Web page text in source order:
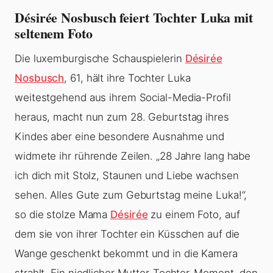
Désirée Nosbusch feiert Tochter Luka mit
seltenem Foto
Die luxemburgische Schauspielerin Désirée
Nosbusch, 61, hält ihre Tochter Luka
weitestgehend aus ihrem Social-Media-Profil
heraus, macht nun zum 28. Geburtstag ihres
Kindes aber eine besondere Ausnahme und
widmete ihr rührende Zeilen. „28 Jahre lang habe
ich dich mit Stolz, Staunen und Liebe wachsen
sehen. Alles Gute zum Geburtstag meine Luka!“,
so die stolze Mama Désiréezu einem Foto, auf
dem sie von ihrer Tochter ein Küsschen auf die
Wange geschenkt bekommt und in die Kamera